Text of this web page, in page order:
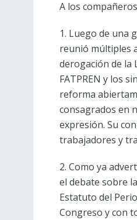
A los
1. Luego de una
reunió múltiples
derogación de la
FATPREN y los
reforma
consagrados en
expresión. Su
trabajadores y
2. Como ya
el debate sobre
Estatuto del
Congreso y con